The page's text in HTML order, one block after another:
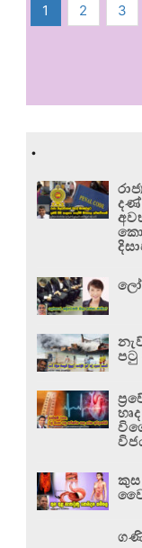
1 2 3
.
පටු